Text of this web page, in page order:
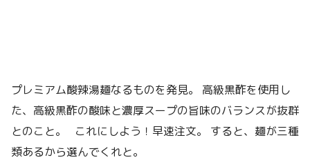
プレミアム酸辣湯麺なるものを発見。 高級黒酢を使用し
た、高級黒酢の酸味と濃厚スープの旨味のバランスが抜群
とのこと。 これにしよう！早速注文。 すると、麺が三種
類あるから選んでくれと。